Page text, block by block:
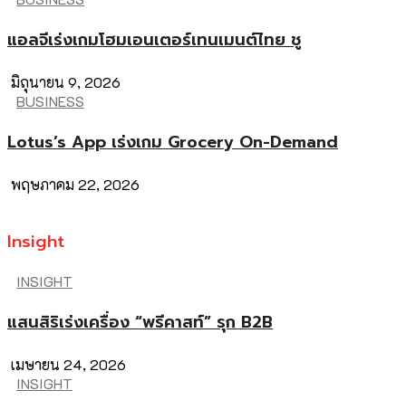
แอลจีเร่งเกมโฮมเอนเตอร์เทนเมนต์ไทย ชู
มิถุนายน 9, 2026
BUSINESS
Lotus’s App เร่งเกม Grocery On-Demand
พฤษภาคม 22, 2026
Insight
INSIGHT
แสนสิริเร่งเครื่อง “พรีคาสท์” รุก B2B
เมษายน 24, 2026
INSIGHT